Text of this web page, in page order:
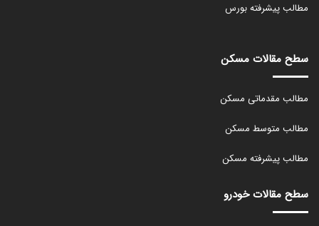
مطالب پیشرفته بورس
سطح مقالات مسکن
مطالب مقدماتی مسکن
مطالب متوسط مسکن
مطالب پیشرفته مسکن
سطح مقالات خودرو